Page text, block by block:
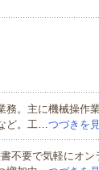
。主に機械操作
ど。工…つづきを
不要で気軽にオン